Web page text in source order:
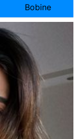
Bobine